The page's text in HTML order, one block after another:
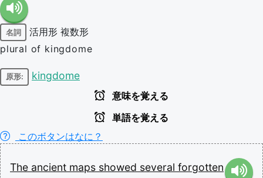
名詞 活用形 複数形
plural of kingdome
原形: kingdome
意味を覚える
単語を覚える
このボタンはなに？
The ancient maps showed several forgotten